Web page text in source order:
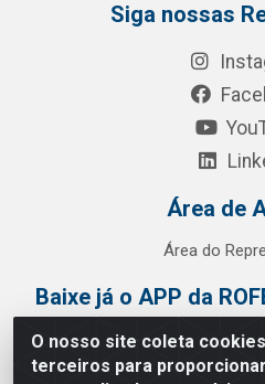
O nosso site coleta
terceiros para
Siga nossas
Área de
Área do
Baixe já o APP da